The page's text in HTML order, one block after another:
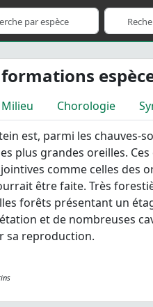
Milieu Chorologie
est, parmi les chauves-
plus grandes oreilles.
comme celles des
être faite. Très
forêts présentant un
et de nombreuses
sa reproduction.